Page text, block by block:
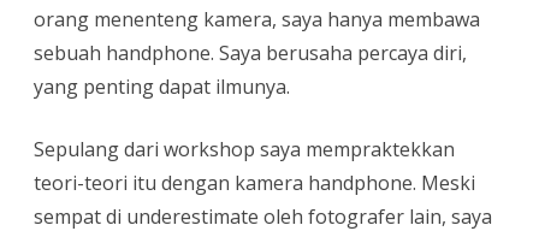
orang menenteng kamera, saya hanya membawa
sebuah handphone. Saya berusaha percaya diri,
yang penting dapat ilmunya.
Sepulang dari workshop saya mempraktekkan
teori-teori itu dengan kamera handphone. Meski
sempat di underestimate oleh fotografer lain, saya